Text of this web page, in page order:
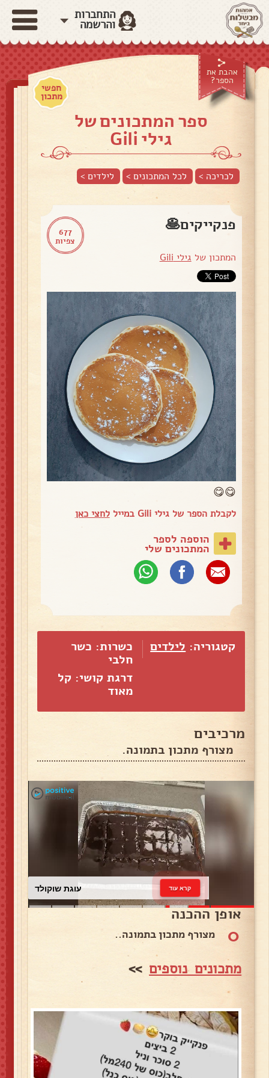
התחברות
והרשמה
אהבת את
הספר?
חפשי
מתכון
ספר המתכונים של
גילי Gili
לכריכה > לכל המתכונים > לילדים>
677
צפיות
פנקייקים🥞
המתכון של גילי Gili
😋😋
לקבלת הספר של גילי Gili במייל לחצי כאן
הוספה לספר
המתכונים שלי
קטגוריה: לילדים
כשרות: כשר
חלבי
דרגת קושי: קל
מאוד
מרכיבים
מצורף מתכון בתמונה.
עוגת שוקולד קרא עוד
אופן ההכנה
0 מצורף מתכון בתמונה..
מתכונים נוספים >>